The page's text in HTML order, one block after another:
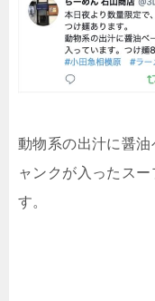
動物系の出汁に醤
ャンクが入ったス
す。